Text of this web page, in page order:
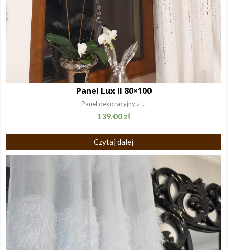
Panel Lux II 80×100
Panel dekoracyjny z ...
139.00 zł
Czytaj dalej